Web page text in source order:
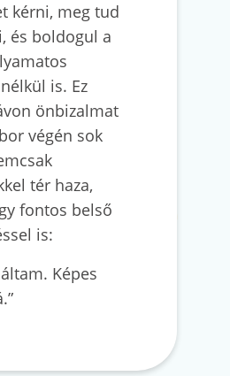
kérni, meg tud
és boldogul a
is. Ez
önbizalmat
végén sok
tér haza,
fontos belső
is:
Képes